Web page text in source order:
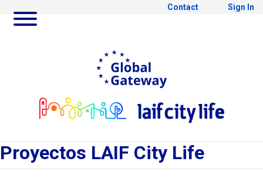
Skip to Main Content
Ir
Contact Sign In
Proyectos
Proyectos LAIF City Life